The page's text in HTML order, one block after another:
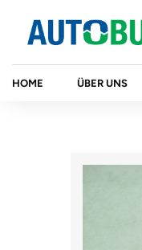
Inhalt
springen
HOME ÜBER UNS